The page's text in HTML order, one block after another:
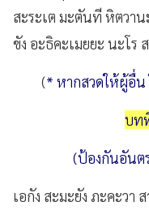
สะระเต มะตันที หิตวา
ขัง อะธิคะเมยยะ นะโ
(* หากสวดให้ผู้อื่น
บท
(ป้องกันอันต
เอกัง สะมะยัง ภะคะวา